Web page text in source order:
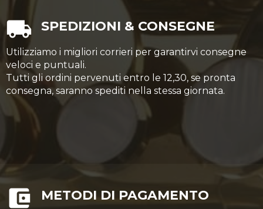
SPEDIZIONI & CONSEGNE
Utilizziamo i migliori corrieri per garantirvi consegne
veloci e puntuali.
Tutti gli ordini pervenuti entro le 12,30, se pronta
consegna, saranno spediti nella stessa giornata.
METODI DI PAGAMENTO